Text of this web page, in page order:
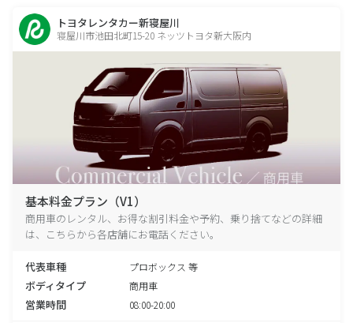
トヨタレンタカー新寝屋川
寝屋川市池田北町15-20 ネッツトヨタ新大阪内
基本料金プラン（V1）
商用車のレンタル、お得な割引料金や予約、乗り捨てなどの詳細
は、こちらから各店舗にお電話ください。
代表車種 プロボックス 等
ボディタイプ 商用車
営業時間 08:00-20:00